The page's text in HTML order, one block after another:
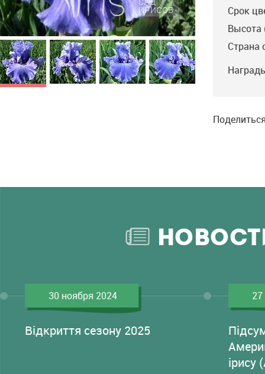
Срок
Высота
Страна
30 ноября 2024
Відкриття сезону 2025
ірису